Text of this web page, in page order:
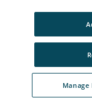
自動CAD插件
和用於Revit的竣工
Manage